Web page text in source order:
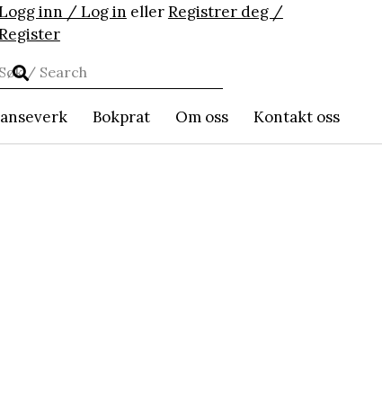
inn / Log in ellerRegistrer deg /
Bokprat Om oss Kontakt oss